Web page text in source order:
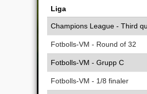
Liga
Champions League - Third
Fotbolls-VM - Round of 32
Fotbolls-VM - Grupp C
Fotbolls-VM - 1/8 finaler